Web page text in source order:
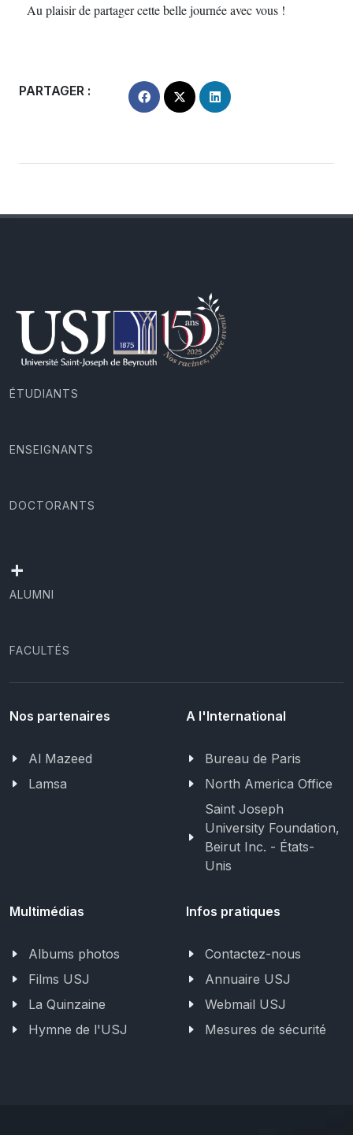
Au plaisir de partager cette belle journée avec vous !
PARTAGER :
ÉTUDIANTS
ENSEIGNANTS
DOCTORANTS
+
ALUMNI
FACULTÉS
Nos partenaires
Al Mazeed
Lamsa
A l'International
Bureau de Paris
North America Office
Saint Joseph
University Foundation,
Beirut Inc. - États-
Unis
Multimédias
Albums photos
Films USJ
La Quinzaine
Hymne de l'USJ
Infos pratiques
Contactez-nous
Annuaire USJ
Webmail USJ
Mesures de sécurité